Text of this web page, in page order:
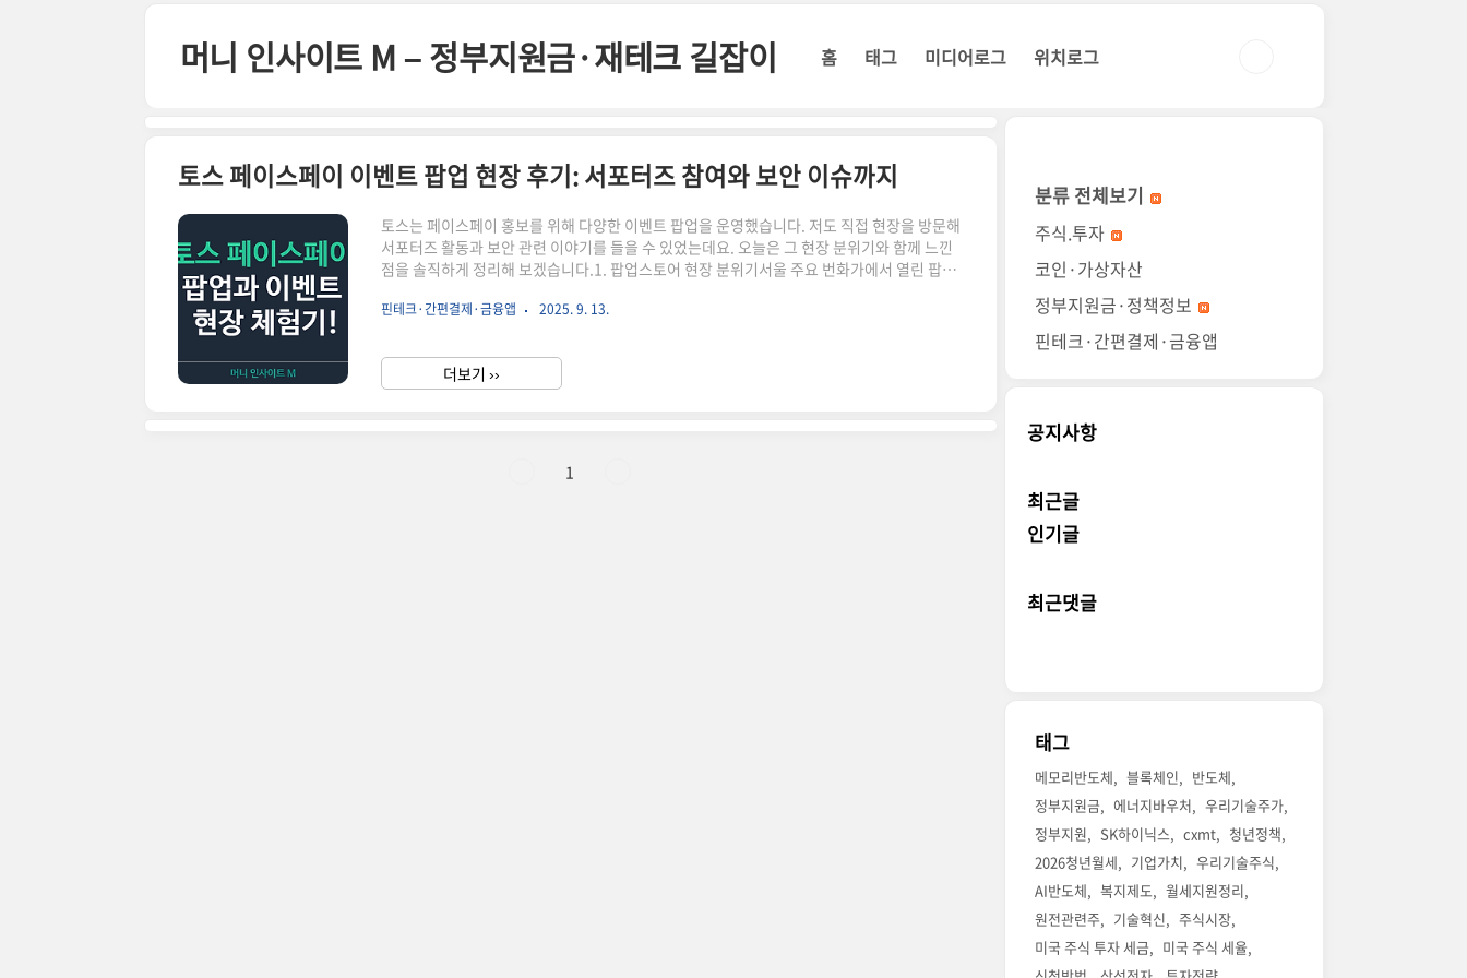
머니 인사이트 M – 정부지원금·재테크 길잡이 홈 태그 미디어로그 위치로그
토스 페이스페이 이벤트 팝업 현장 후기: 서포터즈 참여와 보안 이슈까지
토스는 페이스페이 홍보를 위해 다양한 이벤트 팝업을 운영했습니다. 저도 직접 현장을 방문해
서포터즈 활동과 보안 관련 이야기를 들을 수 있었는데요. 오늘은 그 현장 분위기와 함께 느낀
점을 솔직하게 정리해 보겠습니다.1. 팝업스토어 현장 분위기서울 주요 번화가에서 열린 팝업
면 결제가 되는 과정을 직접 경험했고, 즉석 이벤트 참여로 다양한 기념품을 받을 수 있었습니
다.2. 서포터즈 참여 후기체험 후 SNS 인증샷을 올리면 리워드 제공서포터즈 미션으로 실제 가
맹점 방문 체험참여자 피드백을 수집해 서비스 개선 반영서포터즈 활동은 단순..
핀테크·간편결제·금융앱 2025. 9. 13.
더보기 ››
1
분류 전체보기
주식.투자
코인·가상자산
정부지원금·정책정보
핀테크·간편결제·금융앱
공지사항
최근글
인기글
최근댓글
태그
메모리반도체 블록체인
반도체
정부지원금
에너지바우처
우리기술주가
정부지원
SK하이닉스 cxmt
청년정책
2026청년월세
기업가치
우리기술주식
AI반도체
복지제도
월세지원정리
원전관련주
기술혁신
주식시장
미국 주식 투자 세금
미국 주식 세율